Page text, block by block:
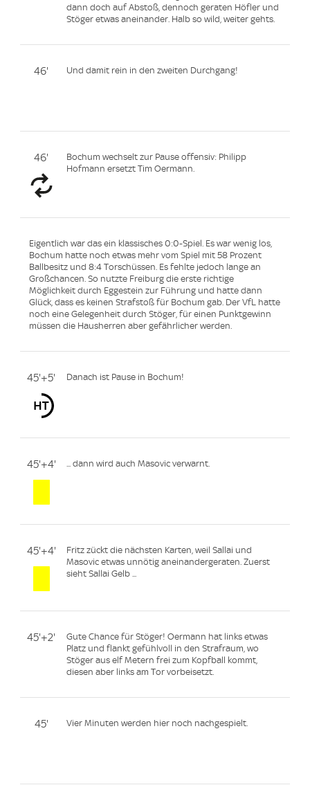
dann doch auf Abstoß, dennoch geraten Höfler und
Stöger etwas aneinander. Halb so wild, weiter gehts.
46' Und damit rein in den zweiten Durchgang!
46'
Bochum wechselt zur Pause offensiv: Philipp
Hofmann ersetzt Tim Oermann.
Eigentlich war das ein klassisches 0:0-Spiel. Es war wenig los,
Bochum hatte noch etwas mehr vom Spiel mit 58 Prozent
Ballbesitz und 8:4 Torschüssen. Es fehlte jedoch lange an
Großchancen. So nutzte Freiburg die erste richtige
Möglichkeit durch Eggestein zur Führung und hatte dann
Glück, dass es keinen Strafstoß für Bochum gab. Der VfL hatte
noch eine Gelegenheit durch Stöger, für einen Punktgewinn
müssen die Hausherren aber gefährlicher werden.
45'+5' Danach ist Pause in Bochum!
45'+4' ... dann wird auch Masovic verwarnt.
45'+4'
Fritz zückt die nächsten Karten, weil Sallai und
Masovic etwas unnötig aneinandergeraten. Zuerst
sieht Sallai Gelb ...
45'+2'
Gute Chance für Stöger! Oermann hat links etwas
Platz und flankt gefühlvoll in den Strafraum, wo
Stöger aus elf Metern frei zum Kopfball kommt,
diesen aber links am Tor vorbeisetzt.
45' Vier Minuten werden hier noch nachgespielt.